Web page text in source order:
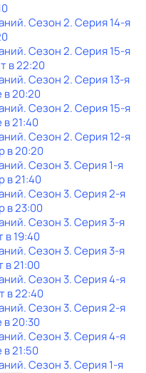
. Сезон 2. Серия 14-я
. Сезон 2. Серия 15-я
в 22:20
. Сезон 2. Серия 13-я
в20:20
. Сезон 2. Серия 15-я
в21:40
. Сезон 2. Серия 12-я
в 20:20
. Сезон 3. Серия 1-я
в 21:40
. Сезон 3. Серия 2-я
в 23:00
. Сезон 3. Серия 3-я
в 19:40
. Сезон 3. Серия 3-я
в 21:00
. Сезон 3. Серия 4-я
в 22:40
. Сезон 3. Серия 2-я
в20:30
. Сезон 3. Серия 4-я
в21:50
. Сезон 3. Серия 1-я